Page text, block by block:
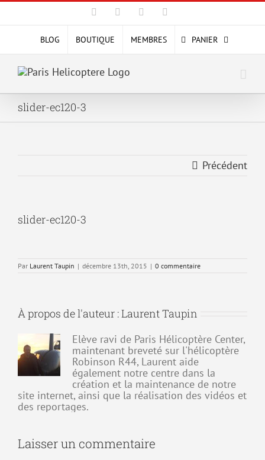
Passer
contenu
Facebook YouTube
BLOG BOUTIQUE MEMBRES PANIER
slider-ec120-3
Précédent
slider-ec120-3
Par Laurent Taupin | décembre 13th, 2015 | 0 commentaire
À propos de l'auteur :Laurent Taupin
Elève ravi de Paris Hélicoptère Center,
maintenant breveté sur l'hélicoptère
Robinson R44, Laurent aide
également notre centre dans la
création et la maintenance de notre
site internet, ainsi que la réalisation des vidéos et
des reportages.
Laisser un commentaire